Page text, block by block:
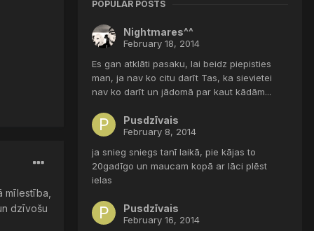
mīlestība,
dzīvošu
POPULAR POSTS
Nightmares^^
February 18, 2014
Es gan atklāti pasaku, lai beidz piepisties
man, ja nav ko citu darīt Tas, ka sievietei
nav ko darīt un jādomā par kaut kādām...
Pusdzīvais
February 8, 2014
ja snieg sniegs tanī laikā, pie kājas to
20gadīgo un maucam kopā ar lāci plēst
ielas
Pusdzīvais
February 16, 2014